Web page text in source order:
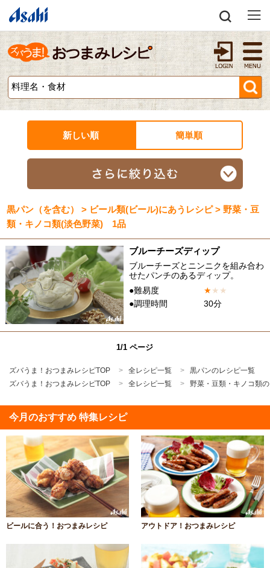
新しい順 簡単順
黒パン（を含む） > ビール類(ビール)にあうレシピ > 野菜・豆
類・キノコ類(淡色野菜) 1品
ブルーチーズディップ
ブルーチーズとニンニクを組み合わ
せたパンチのあるディップ。
●難易度
★★ ★
●調理時間
30分
1/1 ページ
ズバうま！おつまみレシピTOP 全レシピ一覧
黒パンのレシピ一覧
ズバうま！おつまみレシピTOP
全レシピ一覧 野菜・豆類・キノコ類
今月のおすすめ 特集レシピ
ビールに合う！おつまみレシピ アウトドア！おつまみレシピ